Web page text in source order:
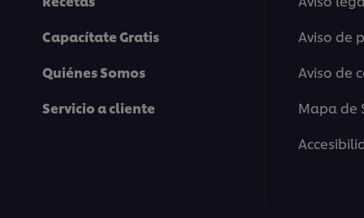
Capacítate Gratis
Quiénes Somos
Servicio a cliente
Aviso de
Aviso de
Mapa de